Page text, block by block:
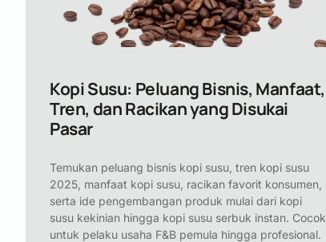
Kopi Susu: Peluang Bisnis, Manfaat,
Tren, dan Racikan yang Disukai
Pasar
Temukan peluang bisnis kopi susu, tren kopi susu
2025, manfaat kopi susu, racikan favorit konsumen,
serta ide pengembangan produk mulai dari kopi
susu kekinian hingga kopi susu serbuk instan. Cocok
untuk pelaku usaha F&B pemula hingga profesional.